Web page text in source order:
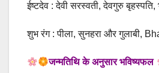
ईष्टदेव : देवी सरस्वती, देवगुरु बृहस्पति,
शुभ रंग : पीला, सुनहरा और गुलाबी,
जन्मतिथि के अनुसार भविष्यफल